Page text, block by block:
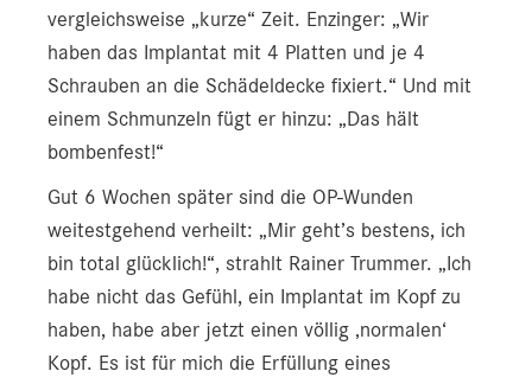
vergleichsweise „kurze“ Zeit. Enzinger: „Wir
haben das Implantat mit 4 Platten und je 4
Schrauben an die Schädeldecke fixiert.“ Und mit
einem Schmunzeln fügt er hinzu: „Das hält
bombenfest!“
Gut 6 Wochen später sind die OP-Wunden
weitestgehend verheilt: „Mir geht’s bestens, ich
bin total glücklich!“, strahlt Rainer Trummer. „Ich
habe nicht das Gefühl, ein Implantat im Kopf zu
haben, habe aber jetzt einen völlig ‚normalen‘
Kopf. Es ist für mich die Erfüllung eines